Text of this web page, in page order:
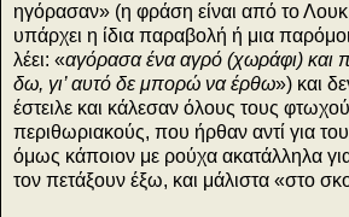
ηγόρασαν» (η φράση είναι από το
υπάρχει η ίδια παραβολή ή μια
λέει: «αγόρασα ένα αγρό (χωράφι) και
δω, γι’ αυτό δε μπορώ να έρθω») και
έστειλε και κάλεσαν όλους τους
περιθωριακούς, που ήρθαν αντί για
όμως κάποιον με ρούχα ακατάλληλα
τον πετάξουν έξω, και μάλιστα «στο